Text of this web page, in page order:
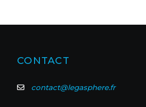
CONTACT
contact@legasphere.fr